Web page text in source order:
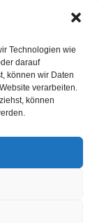
Technologien wie
darauf
können wir Daten
verarbeiten.
können
Frühsport